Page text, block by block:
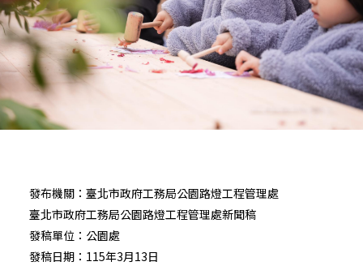
發布機關：臺北市政府工務局公園路燈工程管理處
臺北市政府工務局公園路燈工程管理處新聞稿
發稿單位：公園處
發稿日期：115年3月13日